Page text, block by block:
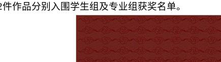
作品分别入围学生组及专业组获奖名单。